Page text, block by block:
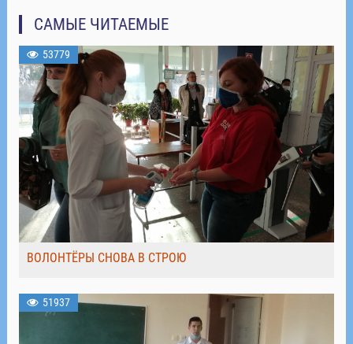
САМЫЕ ЧИТАЕМЫЕ
53779
ВОЛОНТЁРЫ СНОВА В СТРОЮ
51937